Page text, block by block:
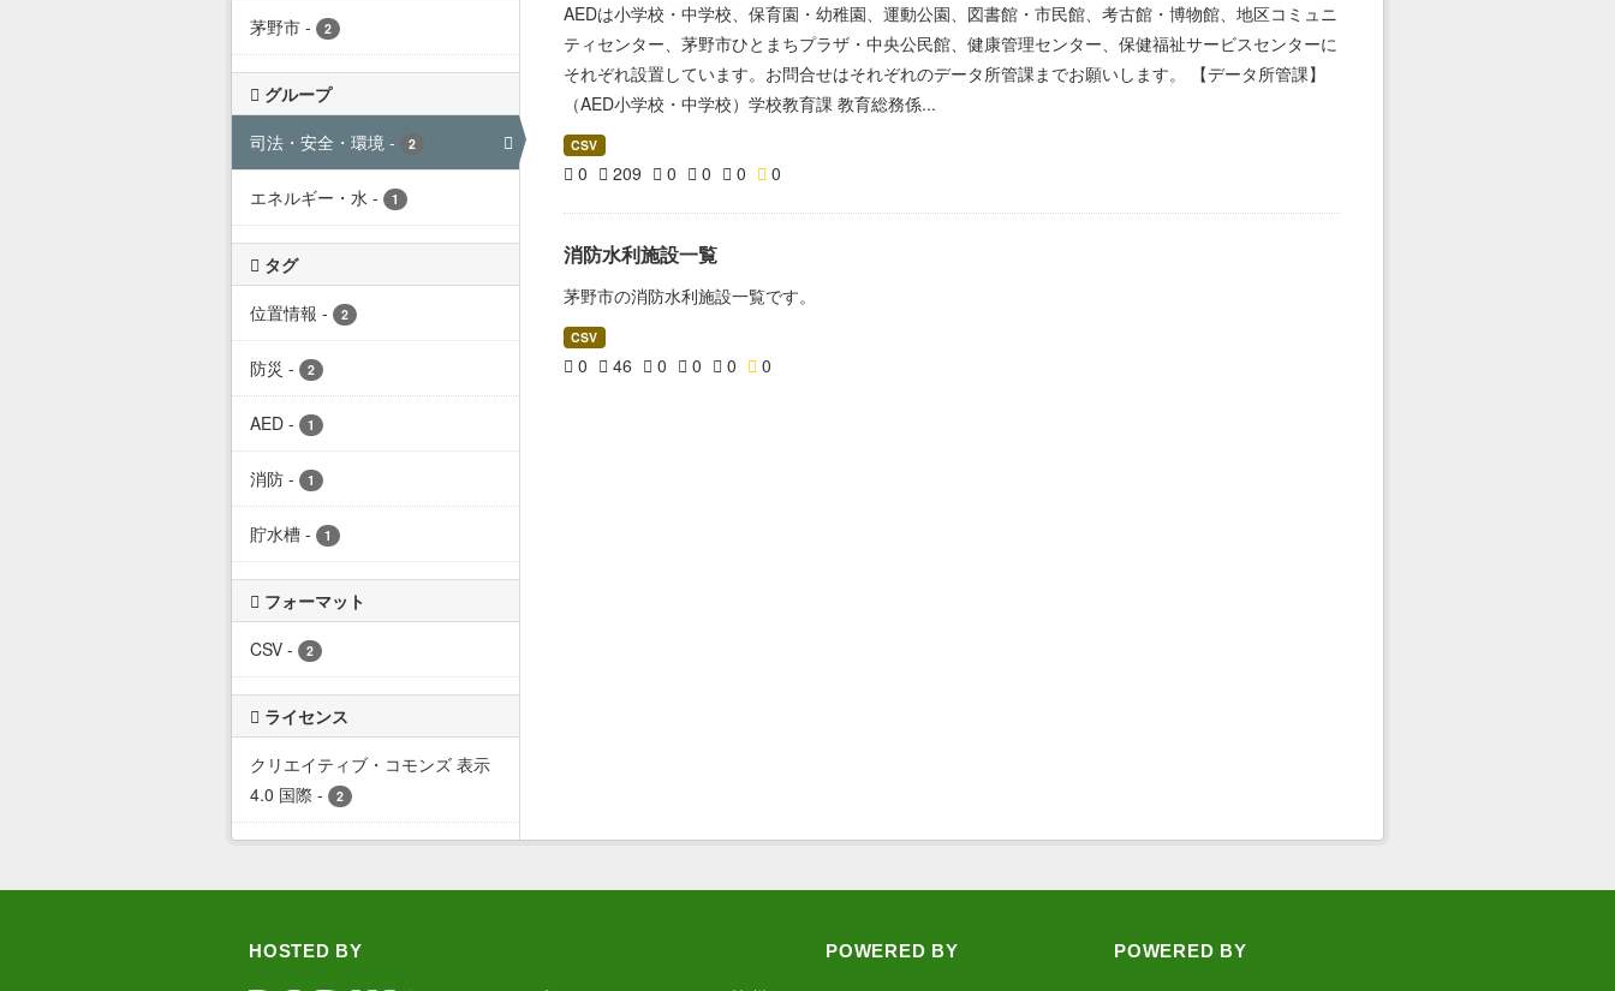
茅野市 - 2
グループ
司法・安全・環境 - 2
エネルギー・水 - 1
タグ
位置情報 - 2
防災 - 2
AED - 1
消防 - 1
貯水槽 - 1
フォーマット
CSV - 2
ライセンス
クリエイティブ・コモンズ 表示
4.0 国際 - 2
AEDは小学校・中学校、保育園・幼稚園、運動公園、図書館・市民館、考古館・博物館、地区コミュニ
ティセンター、茅野市ひとまちプラザ・中央公民館、健康管理センター、保健福祉サービスセンターに
それぞれ設置しています。お問合せはそれぞれのデータ所管課までお願いします。 【データ所管課】
（AED小学校・中学校）学校教育課 教育総務係...
CSV
0 209 0 0 0 0
消防水利施設一覧
茅野市の消防水利施設一覧です。
CSV
0 46 0 0 0 0
HOSTED BY POWERED BY POWERED BY